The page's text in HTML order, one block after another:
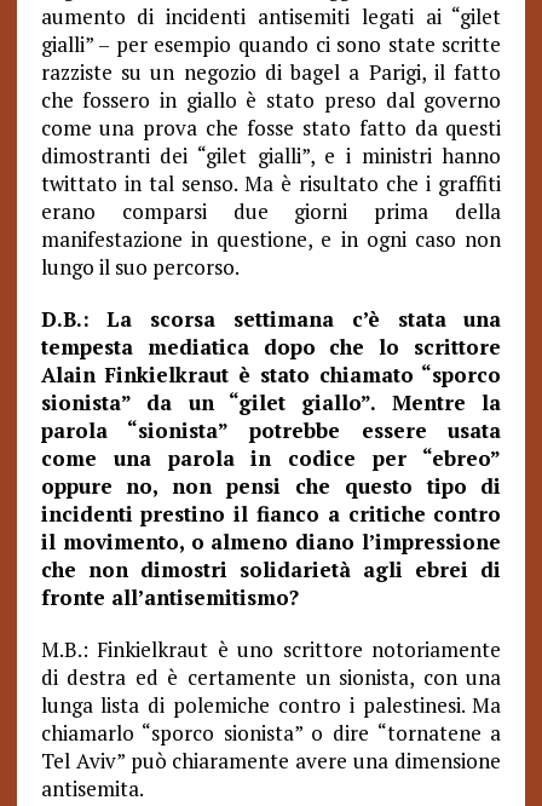
aumento di incidenti antisemiti legati ai “gilet
gialli” – per esempio quando ci sono state scritte
razziste su un negozio di bagel a Parigi, il fatto
che fossero in giallo è stato preso dal governo
come una prova che fosse stato fatto da questi
dimostranti dei “gilet gialli”, e i ministri hanno
twittato in tal senso. Ma è risultato che i graffiti
erano comparsi due giorni prima della
manifestazione in questione, e in ogni caso non
lungo il suo percorso.
D.B.: La scorsa settimana c’è stata una
tempesta mediatica dopo che lo scrittore
Alain Finkielkraut è stato chiamato “sporco
sionista” da un “gilet giallo”. Mentre la
parola “sionista” potrebbe essere usata
come una parola in codice per “ebreo”
oppure no, non pensi che questo tipo di
incidenti prestino il fianco a critiche contro
il movimento, o almeno diano l’impressione
che non dimostri solidarietà agli ebrei di
fronte all’antisemitismo?
M.B.: Finkielkraut è uno scrittore notoriamente
di destra ed è certamente un sionista, con una
lunga lista di polemiche contro i palestinesi. Ma
chiamarlo “sporco sionista” o dire “tornatene a
Tel Aviv” può chiaramente avere una dimensione
antisemita.